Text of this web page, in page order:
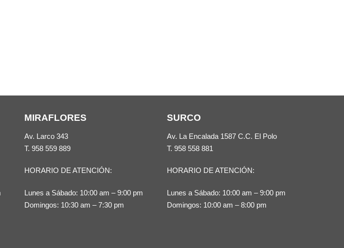
MIRAFLORES
Av. Larco 343
T. 958 559 889
HORARIO DE ATENCIÓN:
Lunes a Sábado: 10:00 am – 9:00 pm
Domingos: 10:30 am – 7:30 pm
SURCO
Av. La Encalada 1587 C.C. El Polo
T. 958 558 881
HORARIO DE ATENCIÓN:
Lunes a Sábado: 10:00 am – 9:00 pm
Domingos: 10:00 am – 8:00 pm